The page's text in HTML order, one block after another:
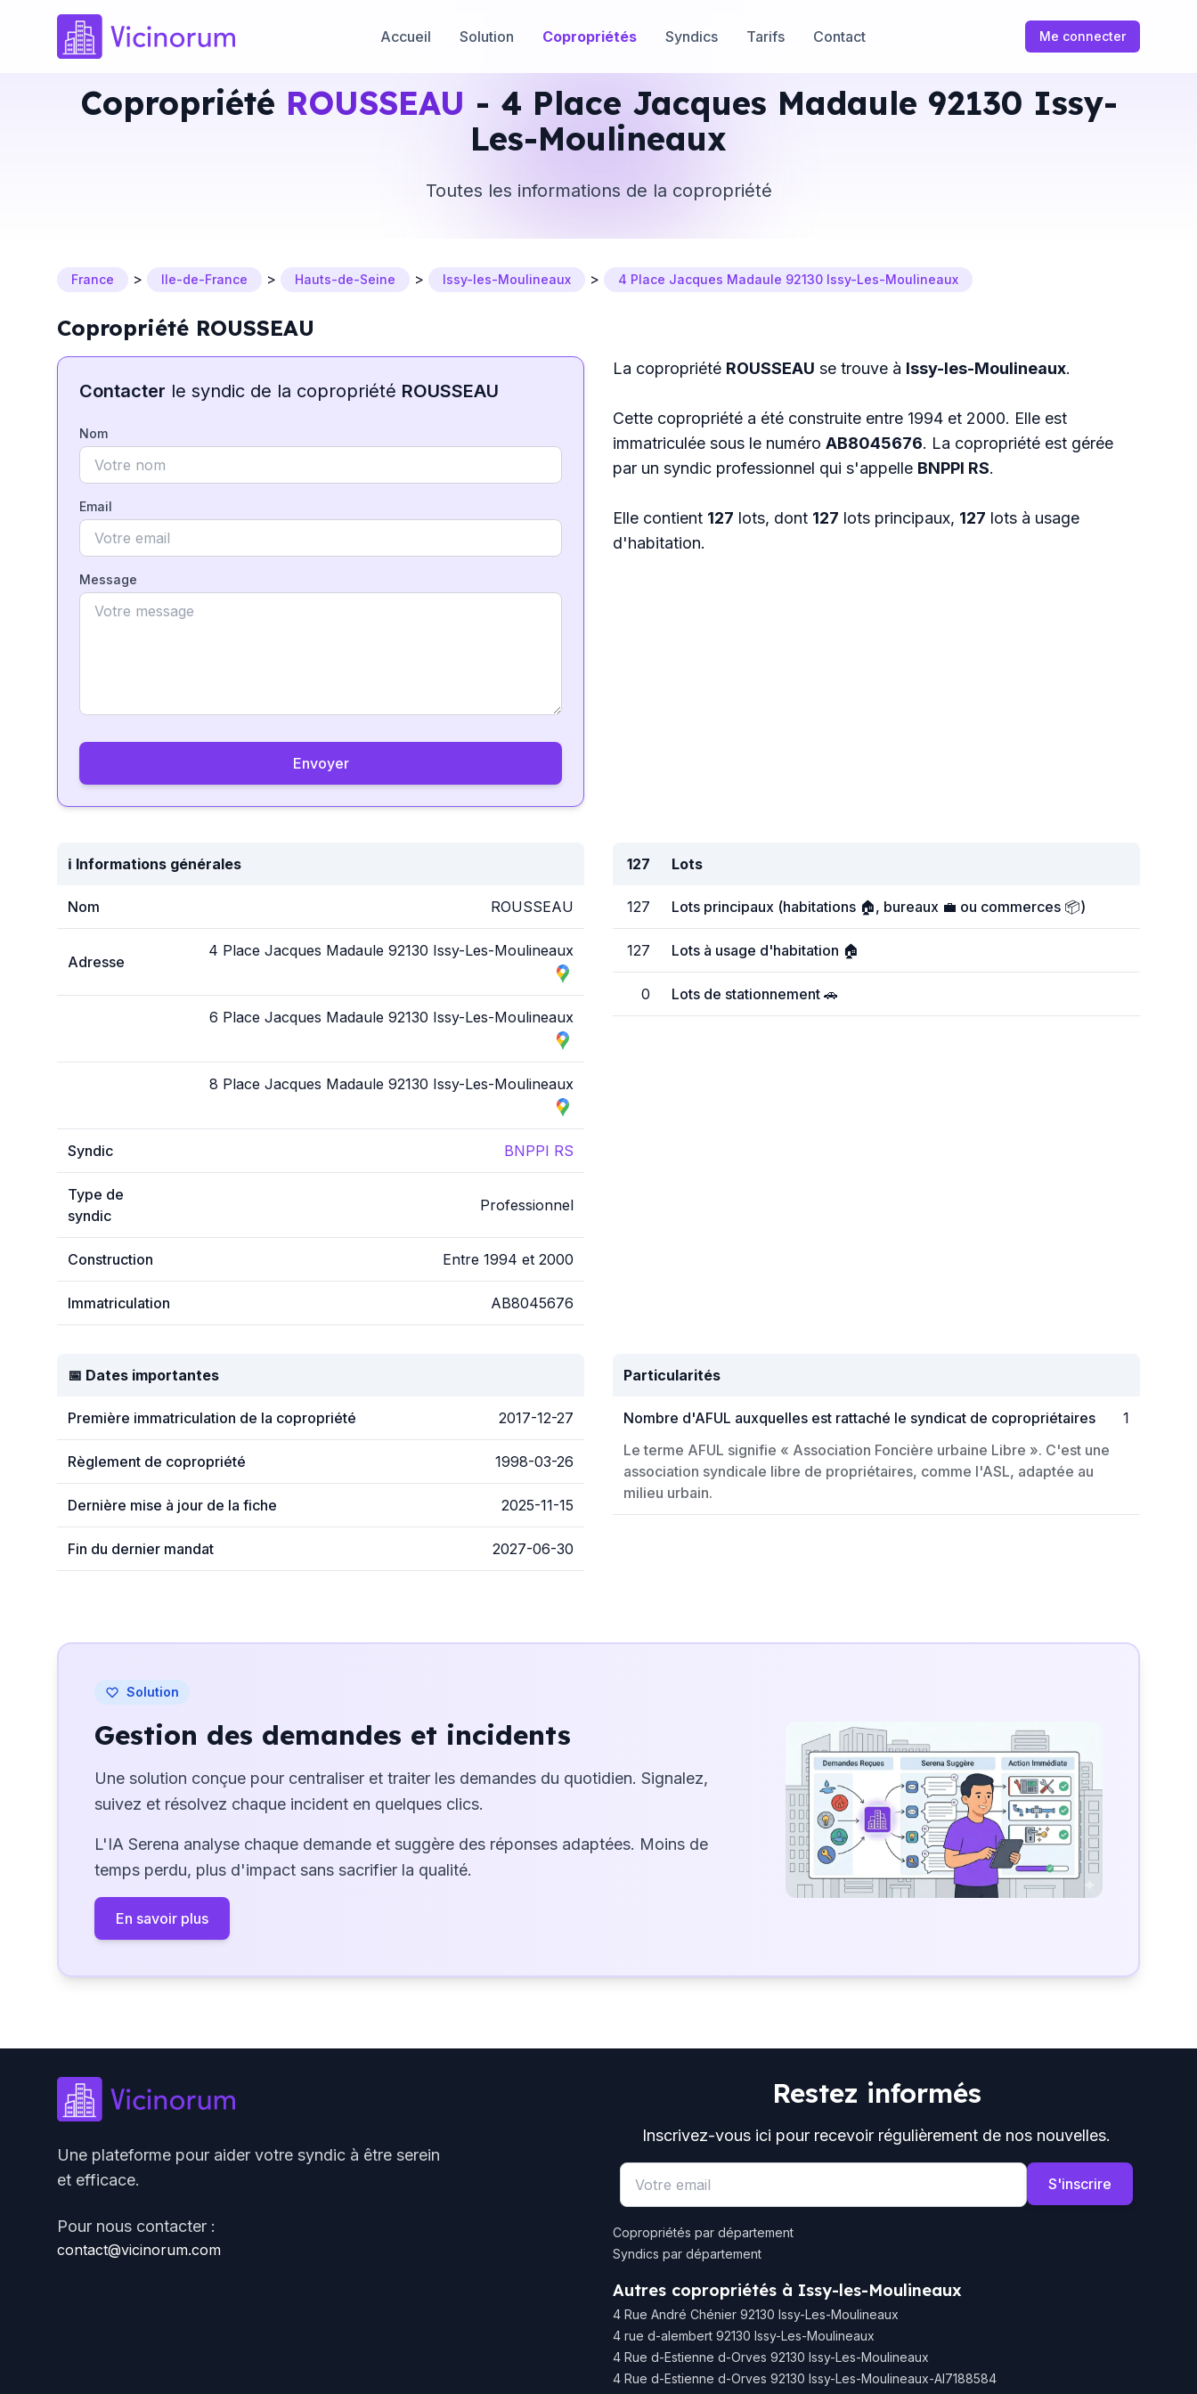
Accueil Solution Copropriétés Syndics Tarifs Contact Me connecter
Copropriété ROUSSEAU - 4 Place Jacques Madaule 92130 Issy-
Les-Moulineaux
Toutes les informations de la copropriété
France > Ile-de-France > Hauts-de-Seine > Issy-les-Moulineaux > 4 Place Jacques Madaule 92130 Issy-Les-Moulineaux
Copropriété ROUSSEAU
Contacter le syndic de la copropriété ROUSSEAU
Nom
Email
Message
Envoyer
La copropriété ROUSSEAU se trouve à Issy-les-Moulineaux.
Cette copropriété a été construite entre 1994 et 2000. Elle est
immatriculée sous le numéro AB8045676. La copropriété est gérée
par un syndic professionnel qui s'appelle BNPPI RS.
Elle contient 127 lots, dont 127 lots principaux, 127 lots à usage
d'habitation.
ℹ️ Informations générales
Nom ROUSSEAU
Adresse
4 Place Jacques Madaule 92130 Issy-Les-Moulineaux
6 Place Jacques Madaule 92130 Issy-Les-Moulineaux
8 Place Jacques Madaule 92130 Issy-Les-Moulineaux
Syndic BNPPI RS
Type de
syndic
Professionnel
Construction Entre 1994 et 2000
Immatriculation AB8045676
127 Lots
127 Lots principaux (habitations 🏠, bureaux 💼 ou commerces 📦)
127 Lots à usage d'habitation 🏠
0 Lots de stationnement 🚗
📅 Dates importantes
Première immatriculation de la copropriété 2017-12-27
Règlement de copropriété 1998-03-26
Dernière mise à jour de la fiche 2025-11-15
Fin du dernier mandat 2027-06-30
Particularités
Nombre d'AFUL auxquelles est rattaché le syndicat de copropriétaires
1
Le terme AFUL signifie « Association Foncière urbaine Libre ». C'est une
association syndicale libre de propriétaires, comme l'ASL, adaptée au
milieu urbain.
Solution
Gestion des demandes et incidents
Une solution conçue pour centraliser et traiter les demandes du quotidien. Signalez,
suivez et résolvez chaque incident en quelques clics.
L'IA Serena analyse chaque demande et suggère des réponses adaptées. Moins de
temps perdu, plus d'impact sans sacrifier la qualité.
En savoir plus
Une plateforme pour aider votre syndic à être serein
et efficace.
Pour nous contacter :
contact@vicinorum.com
Restez informés
Inscrivez-vous ici pour recevoir régulièrement de nos nouvelles.
Email address
S'inscrire
Copropriétés par département
Syndics par département
Autres copropriétés à Issy-les-Moulineaux
4 Rue André Chénier 92130 Issy-Les-Moulineaux
4 rue d-alembert 92130 Issy-Les-Moulineaux
4 Rue d-Estienne d-Orves 92130 Issy-Les-Moulineaux
4 Rue d-Estienne d-Orves 92130 Issy-Les-Moulineaux-AI7188584